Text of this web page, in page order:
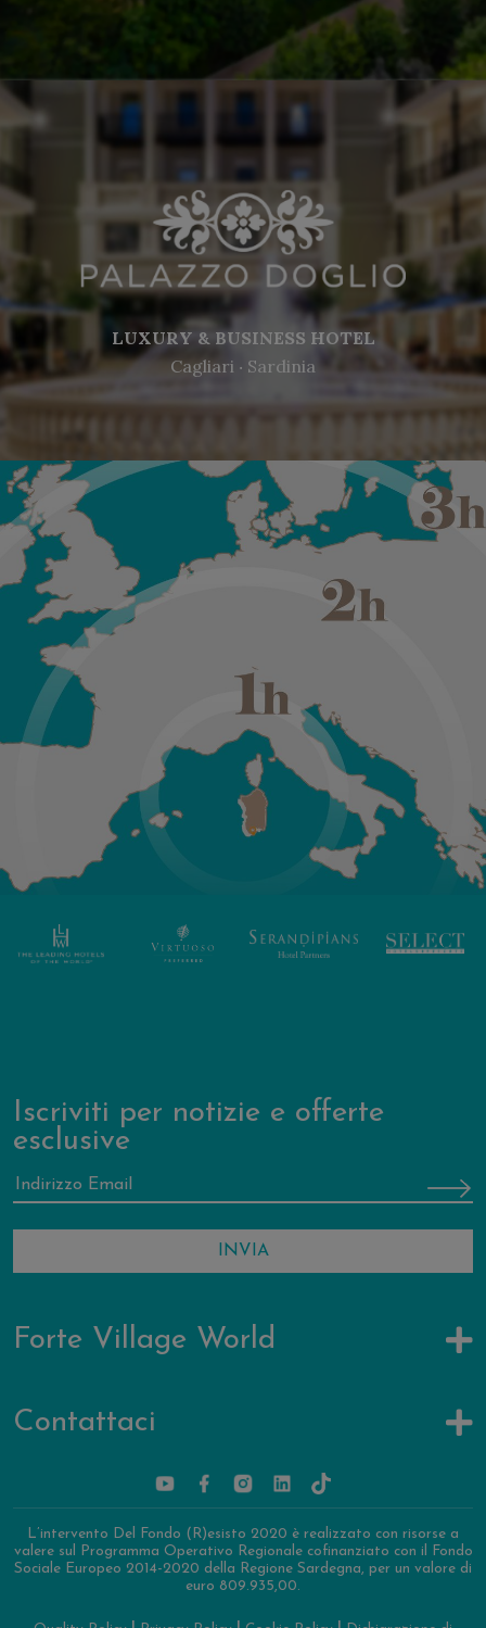
LUXURY & BUSINESS HOTEL
Cagliari ‧ Sardinia
Forte Village World
Contattaci
Iscriviti per notizie e offerte
esclusive
L’intervento Del Fondo (R)esisto 2020 è realizzato con risorse a
valere sul Programma Operativo Regionale cofinanziato con il Fondo
Sociale Europeo 2014-2020 della Regione Sardegna, per un valore di
euro 809.935,00.